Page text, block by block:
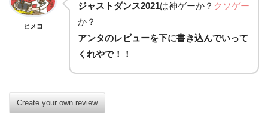
ヒメコ
ジャストダンス2021は神ゲーか？ クソゲー
か？
アンタのレビューを下に書き込んでいって
くれやで！！
Create your own review